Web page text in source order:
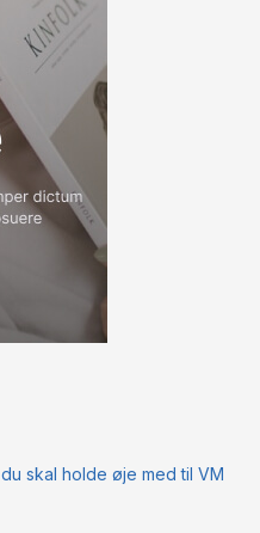
skal holde øje med til VM